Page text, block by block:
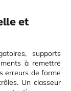
et
supports
à remettre
erreurs de forme
Un classeur